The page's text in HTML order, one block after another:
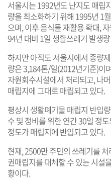
서울시는 1992년도 난지도 매립
량을 최소화하기 위해 1995년 1
으며, 이후 음식물 재활용 확대,
94년 대비 1일 생활쓰레기 발생
하지만 아직도 서울시에서 종량
량은 3,184톤/일(2012년기준)이
자원회수시설에서 처리되고, 나
매립지에 그대로 매립되고 있다.
평상시 생활폐기물 매립지 반입
수 및 정비를 위한 연간 30일 정
정도가 매립지에 반입되고 있다.
현재, 2500만 주민의 쓰레기를
권매립지를 대체할 수 있는 시설
황이다.